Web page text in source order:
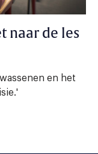
naar de les
en het